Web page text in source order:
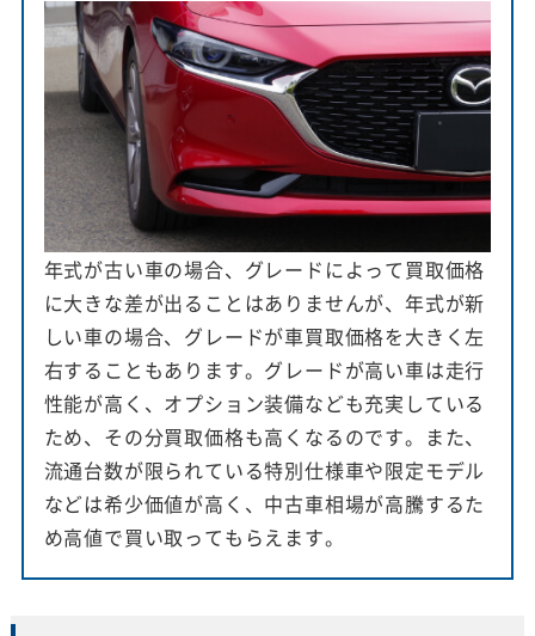
年式が古い車の場合、グレードによって買取価格
に大きな差が出ることはありませんが、年式が新
しい車の場合、グレードが車買取価格を大きく左
右することもあります。グレードが高い車は走行
性能が高く、オプション装備なども充実している
ため、その分買取価格も高くなるのです。また、
流通台数が限られている特別仕様車や限定モデル
などは希少価値が高く、中古車相場が高騰するた
め高値で買い取ってもらえます。